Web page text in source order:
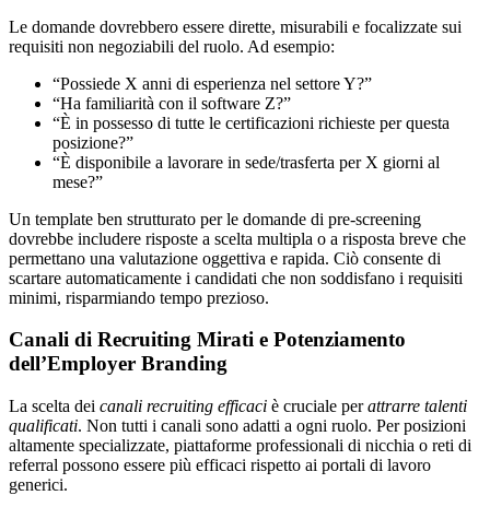
Le domande dovrebbero essere dirette, misurabili e focalizzate sui
requisiti non negoziabili del ruolo. Ad esempio:
“Possiede X anni di esperienza nel settore Y?”
“Ha familiarità con il software Z?”
“È in possesso di tutte le certificazioni richieste per questa
posizione?”
“È disponibile a lavorare in sede/trasferta per X giorni al
mese?”
Un template ben strutturato per le domande di pre-screening
dovrebbe includere risposte a scelta multipla o a risposta breve che
permettano una valutazione oggettiva e rapida. Ciò consente di
scartare automaticamente i candidati che non soddisfano i requisiti
minimi, risparmiando tempo prezioso.
Canali di Recruiting Mirati e Potenziamento
dell’Employer Branding
La scelta dei canali recruiting efficaci è cruciale perattrarre talenti
qualificati. Non tutti i canali sono adatti a ogni ruolo. Per posizioni
altamente specializzate, piattaforme professionali di nicchia o reti di
referral possono essere più efficaci rispetto ai portali di lavoro
generici.